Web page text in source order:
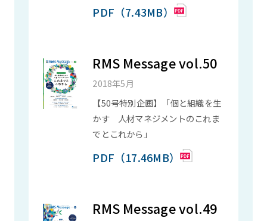
PDF（7.43MB）
RMS Message vol.50
2018年5月
【50号特別企画】「個と組織を生
かす 人材マネジメントのこれま
でとこれから」
PDF（17.46MB）
RMS Message vol.49